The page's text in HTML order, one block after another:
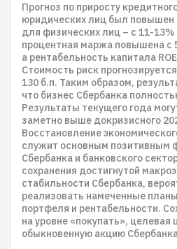
Прогноз по приросту
юридических лиц был повышен
для физических лиц – с 11-
процентная маржа повышена с
а рентабельность капитала
Стоимость риск
130 б.п. Таким образом,
что бизнес Сбербанка
Результаты текущего года
заметно выше докризисного
Восстановление
служит основным позитивным
Сбербанка и банковского
сохранения достигнутой
стабильности Сбербанка,
реализовать намеченные
портфеля и рентабельности.
на уровне «покупать», целевая
обыкновенную акцию